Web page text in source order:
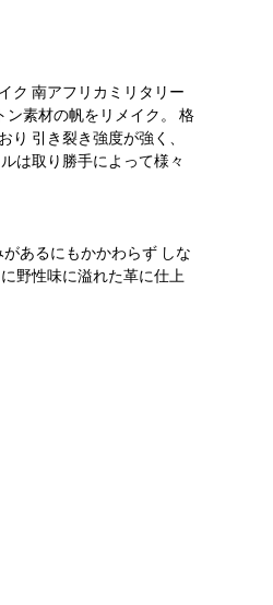
ク 南アフリカミリタリー
ン素材の帆をリメイク。 格
引き裂き強度が強く、
は取り勝手によって様々
あるにもかかわらず しな
野性味に溢れた革に仕上